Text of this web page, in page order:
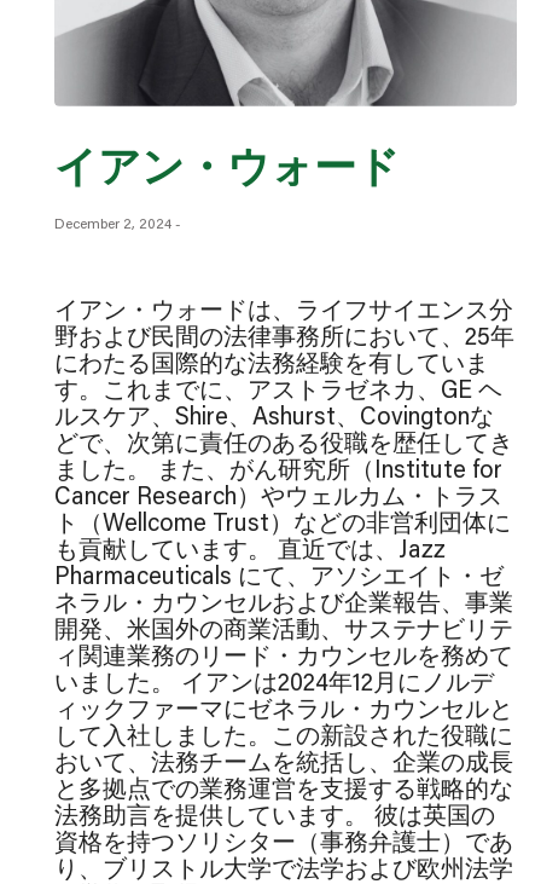
イアン・ウォード
December 2, 2024 -
イアン・ウォードは、ライフサイエンス分
野および民間の法律事務所において、25年
にわたる国際的な法務経験を有していま
す。これまでに、アストラゼネカ、GE ヘ
ルスケア、Shire、Ashurst、Covingtonな
どで、次第に責任のある役職を歴任してき
ました。 また、がん研究所（Institute for
Cancer Research）やウェルカム・トラス
ト（Wellcome Trust）などの非営利団体に
も貢献しています。 直近では、Jazz
Pharmaceuticals にて、アソシエイト・ゼ
ネラル・カウンセルおよび企業報告、事業
開発、米国外の商業活動、サステナビリテ
ィ関連業務のリード・カウンセルを務めて
いました。 イアンは2024年12月にノルデ
ィックファーマにゼネラル・カウンセルと
して入社しました。この新設された役職に
おいて、法務チームを統括し、企業の成長
と多拠点での業務運営を支援する戦略的な
法務助言を提供しています。 彼は英国の
資格を持つソリシター（事務弁護士）であ
り、ブリストル大学で法学および欧州法学